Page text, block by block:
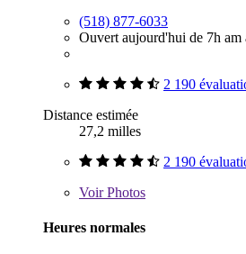
(518) 877-6033
Ouvert aujourd'hui de 7h am
2 190
Distance estimée
27,2 milles
2 190
VoirPhotos
Heures normales